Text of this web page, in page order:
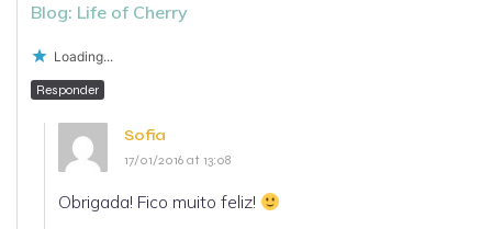
Blog: Life of Cherry
Loading...
Responder
Sofia
17/01/2016 at 13:08
Obrigada! Fico muito feliz!